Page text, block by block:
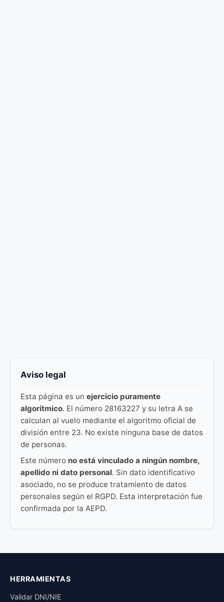
Aviso legal
Esta página es un ejercicio puramente
algorítmico. El número 28163227 y su letra A se
calculan al vuelo mediante el algoritmo oficial de
división entre 23. No existe ninguna base de datos
de personas.
Este número no está vinculado a ningún nombre,
apellido ni dato personal. Sin dato identificativo
asociado, no se produce tratamiento de datos
personales según el RGPD. Esta interpretación fue
confirmada por la AEPD.
HERRAMIENTAS
Validar DNI/NIE